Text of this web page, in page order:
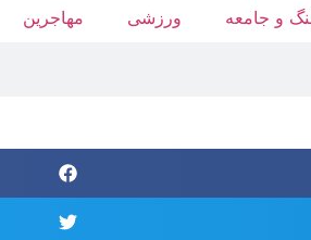
و جامعه ورزشی مهاجرین